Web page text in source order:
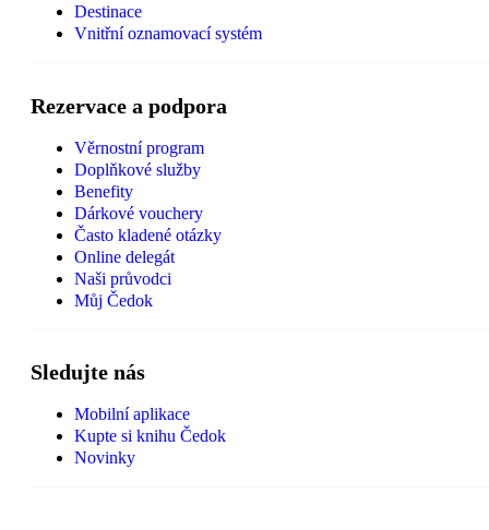
Destinace
Vnitřní oznamovací systém
Rezervace a podpora
Věrnostní program
Doplňkové služby
Benefity
Dárkové vouchery
Často kladené otázky
Online delegát
Naši průvodci
Můj Čedok
Sledujte nás
Mobilní aplikace
Kupte si knihu Čedok
Novinky